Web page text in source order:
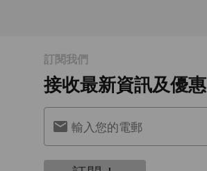
訂閱我們
接收最新資訊及優惠
輸入您的電郵